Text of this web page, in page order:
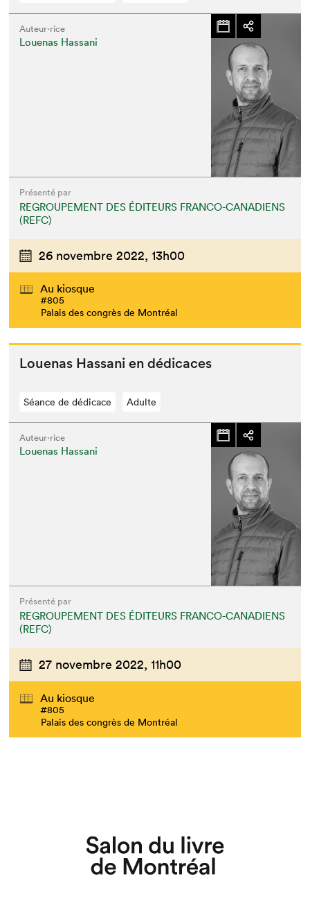
Auteur·rice
Louenas Hassani
Présenté par
REGROUPEMENT DES ÉDITEURS FRANCO-CANADIENS
(REFC)
26 novembre 2022, 13h00
Au kiosque
#805
Palais des congrès de Montréal
Loue­nas Has­sani en dédicaces
Séance de dédicace Adulte
Auteur·rice
Louenas Hassani
Présenté par
REGROUPEMENT DES ÉDITEURS FRANCO-CANADIENS
(REFC)
27 novembre 2022, 11h00
Au kiosque
#805
Palais des congrès de Montréal